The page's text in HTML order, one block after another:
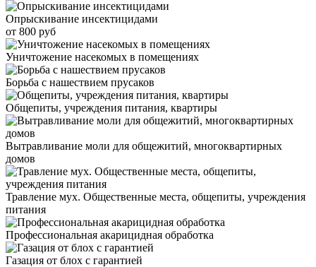
Опрыскивание инсектицидами
от 800 руб
Уничтожение насекомых в помещениях
Борьба с нашествием прусаков
Общепиты, учреждения питания, квартиры
Вытравливание моли для общежитий, многоквартирных
домов
Травление мух. Общественные места, общепиты, учреждения
питания
Профессиональная акарицидная обработка
Газация от блох с гарантией